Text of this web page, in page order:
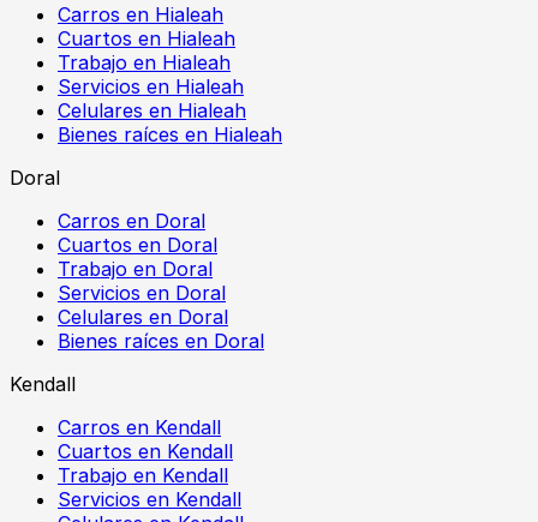
Carros en Hialeah
Cuartos en Hialeah
Trabajo en Hialeah
Servicios en Hialeah
Celulares en Hialeah
Bienes raíces en Hialeah
Doral
Carros en Doral
Cuartos en Doral
Trabajo en Doral
Servicios en Doral
Celulares en Doral
Bienes raíces en Doral
Kendall
Carros en Kendall
Cuartos en Kendall
Trabajo en Kendall
Servicios en Kendall